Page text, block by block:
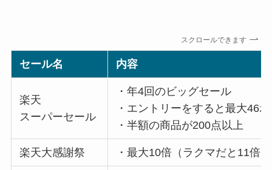
スクロールできます
セール名 内容
楽天
スーパーセール
・年4回のビッグセール
・エントリーをすると最大46
・半額の商品が200点以上
楽天大感謝祭 ・最大10倍（ラクマだと11倍）